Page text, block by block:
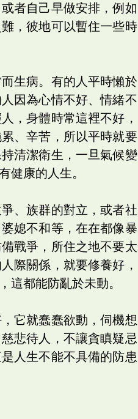
者自己早做安排，例如
，彼地可以暫住一些時
生病。有的人平時懶於
因為心情不好、情緒不
，身體時常這裡不好，
、辛苦，所以平時就要
清潔衛生，一旦氣候變
健康的人生。
、族群的對立，或者社
媳不和等，在在都像暴
戰爭，所住之地不要太
際關係，就要修養好，
這都能防亂於未動。
它就蠢蠢欲動，伺機想
悲待人，不讓貪瞋疑忌
人生不能不具備的防患